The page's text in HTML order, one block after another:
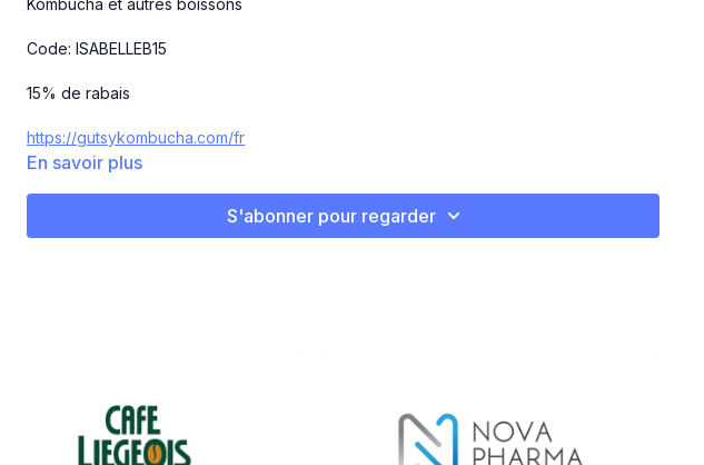
Kombucha et autres boissons
Code: ISABELLEB15
15% de rabais
https://gutsykombucha.com/fr
En savoir plus
S'abonner pour regarder